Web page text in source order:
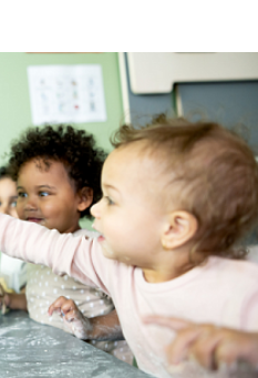
du som forelder kan gjøre